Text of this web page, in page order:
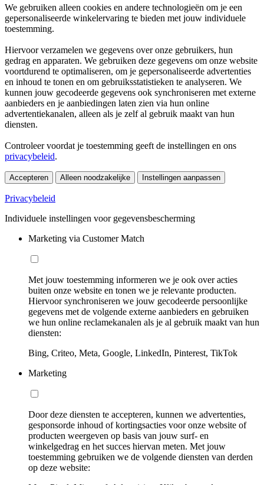
We gebruiken alleen cookies en andere technologieën om je een
gepersonaliseerde winkelervaring te bieden met jouw individuele
toestemming.
Hiervoor verzamelen we gegevens over onze gebruikers, hun
gedrag en apparaten. We gebruiken deze gegevens om onze website
voortdurend te optimaliseren, om je gepersonaliseerde advertenties
en inhoud te tonen en om gebruiksstatistieken te analyseren. We
kunnen jouw gecodeerde gegevens ook synchroniseren met externe
aanbieders en je aanbiedingen laten zien via hun online
advertentiekanalen, alleen als je zelf al gebruik maakt van hun
diensten.
Controleer voordat je toestemming geeft de instellingen en ons
privacybeleid.
Accepteren Alleen noodzakelijke Instellingen aanpassen
Privacybeleid
Individuele instellingen voor gegevensbescherming
Marketing via Customer Match
Met jouw toestemming informeren we je ook over acties
buiten onze website en tonen we je relevante producten.
Hiervoor synchroniseren we jouw gecodeerde persoonlijke
gegevens met de volgende externe aanbieders en gebruiken
we hun online reclamekanalen als je al gebruik maakt van hun
diensten:
Bing, Criteo, Meta, Google, LinkedIn, Pinterest, TikTok
Marketing
Door deze diensten te accepteren, kunnen we advertenties,
gesponsorde inhoud of kortingsacties voor onze website of
producten weergeven op basis van jouw surf- en
winkelgedrag en het succes hiervan meten. Met jouw
toestemming gebruiken we de volgende diensten van derden
op deze website: